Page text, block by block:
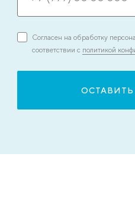
Согласен на обработку
соответствии с политикой